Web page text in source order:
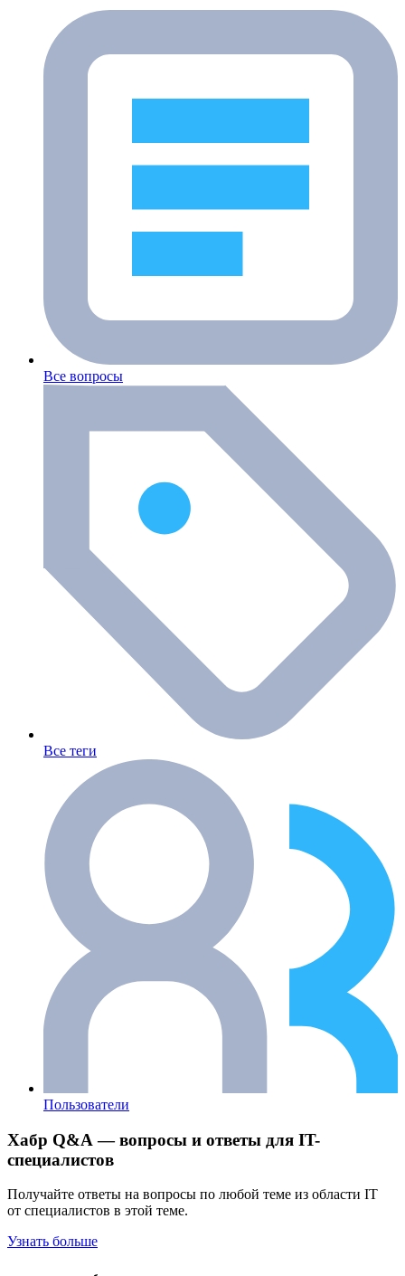
Все вопросы
Все теги
Пользователи
Хабр Q&A — вопросы и ответы для IT-
специалистов
Получайте ответы на вопросы по любой теме из области IT
от специалистов в этой теме.
Узнать больше